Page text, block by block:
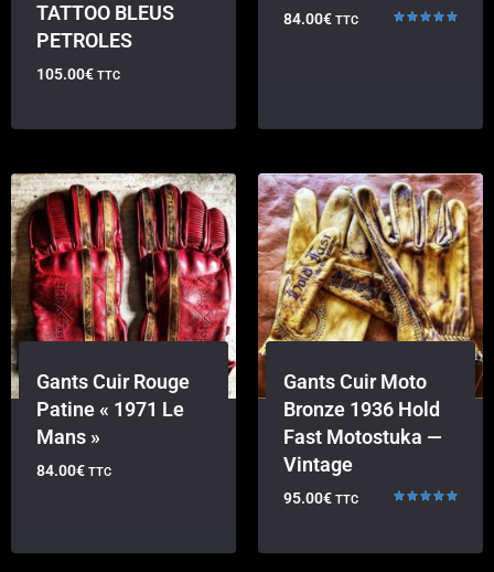
TATTOO BLEUS
PETROLES
105.00€ TTC
84.00€ TTC
Gants Cuir Rouge
Patine « 1971 Le
Mans »
84.00€ TTC
Gants Cuir Moto
Bronze 1936 Hold
Fast Motostuka —
Vintage
95.00€ TTC